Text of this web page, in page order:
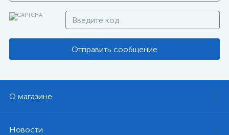
Отправить сообщение
О магазине
Новости